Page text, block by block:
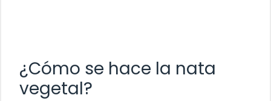
¿Cómo se hace la nata
vegetal?